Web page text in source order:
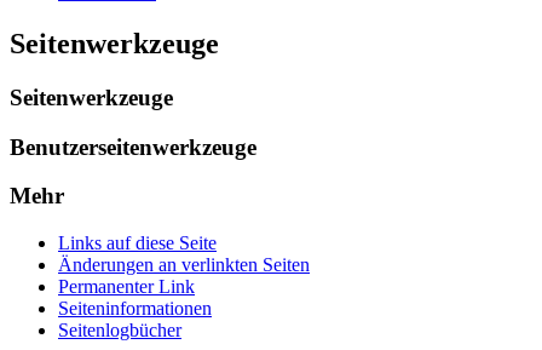
Seitenwerkzeuge
Seitenwerkzeuge
Benutzerseitenwerkzeuge
Mehr
Links auf diese Seite
Änderungen an verlinkten Seiten
Permanenter Link
Seiten­informationen
Seitenlogbücher